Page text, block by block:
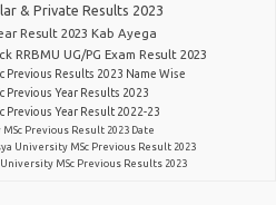
& Private Results 2023
Result 2023 Kab Ayega
RRBMU UG/PG Exam Result 2023
Previous Results 2023 Name Wise
Previous Year Results 2023
Previous Year Result 2022-23
Previous Result 2023 Date
University MSc Previous Result 2023
University MSc Previous Results 2023